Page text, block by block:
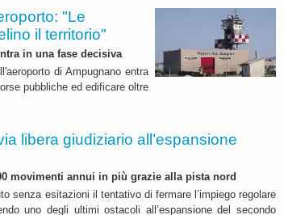
"Le
il territorio"
in una fase decisiva
di Ampugnano entra
pubbliche ed edificare oltre
libera giudiziario all’espansione
movimenti annui in più grazie alla pista nord
senza esitazioni il tentativo di fermare l’impiego regolare
uno degli ultimi ostacoli all’espansione del secondo